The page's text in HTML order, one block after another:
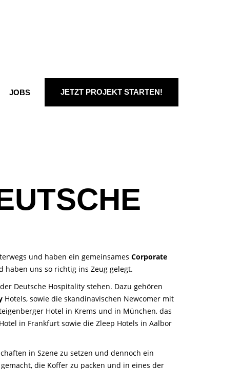
JOBS JETZT PROJEKT STARTEN!
und haben ein gemeinsames Corporate
haben uns so richtig ins Zeug gelegt.
Deutsche Hospitality stehen. Dazu gehören
Hotels, sowie die skandinavischen Newcomer mit
Hotel in Krems und in München, das
in Frankfurt sowie die Zleep Hotels in Aalbor
in Szene zu setzen und dennoch ein
die Koffer zu packen und in eines der